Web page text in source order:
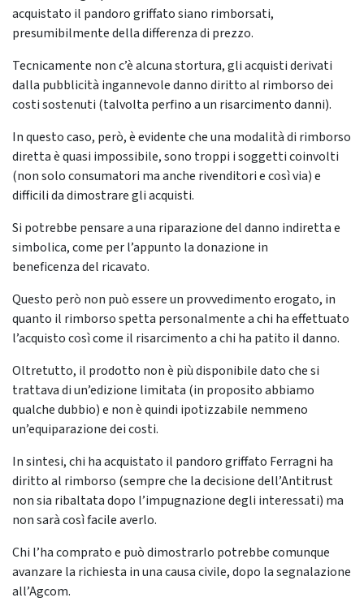
acquistato il pandoro griffato siano rimborsati,
presumibilmente della differenza di prezzo.
Tecnicamente non c’è alcuna stortura, gli acquisti derivati
dalla pubblicità ingannevole danno diritto al rimborso dei
costi sostenuti (talvolta perfino a un risarcimento danni).
In questo caso, però, è evidente che una modalità di rimborso
diretta è quasi impossibile, sono troppi i soggetti coinvolti
(non solo consumatori ma anche rivenditori e così via) e
difficili da dimostrare gli acquisti.
Si potrebbe pensare a una riparazione del danno indiretta e
simbolica, come per l’appunto la donazione in
beneficenza del ricavato.
Questo però non può essere un provvedimento erogato, in
quanto il rimborso spetta personalmente a chi ha effettuato
l’acquisto così come il risarcimento a chi ha patito il danno.
Oltretutto, il prodotto non è più disponibile dato che si
trattava di un’edizione limitata (in proposito abbiamo
qualche dubbio) e non è quindi ipotizzabile nemmeno
un’equiparazione dei costi.
In sintesi, chi ha acquistato il pandoro griffato Ferragni ha
diritto al rimborso (sempre che la decisione dell’Antitrust
non sia ribaltata dopo l’impugnazione degli interessati) ma
non sarà così facile averlo.
Chi l’ha comprato e può dimostrarlo potrebbe comunque
avanzare la richiesta in una causa civile, dopo la segnalazione
all’Agcom.